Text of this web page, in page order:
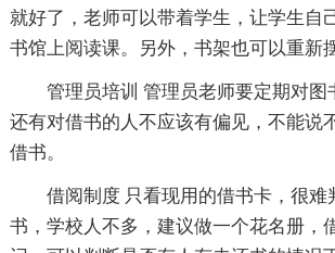
就好了，老师可以带着学生，让学生自
书馆上阅读课。另外，书架也可以重新
管理员培训 管理员老师要定期对图
还有对借书的人不应该有偏见，不能说
借书。
借阅制度 只看现用的借书卡，很难
书，学校人不多，建议做一个花名册，